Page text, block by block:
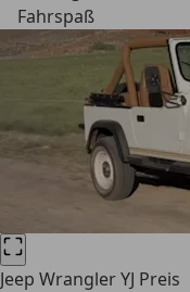
Fahrspaß
Jeep Wrangler YJ Preis